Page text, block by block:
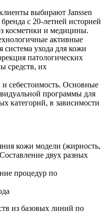
выбирают Janssen
с 20-летней историей
косметики и медицины.
активные
ухода для кожи
патологических
средств, их
себестоимость. Основные
программы для
категорий, в зависимости
кожи модели (жирность,
двух разных
процедур по
из базовых линий по